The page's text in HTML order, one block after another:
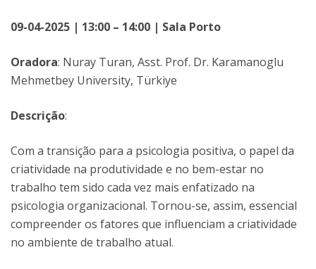
09-04-2025 | 13:00 – 14:00 | Sala Porto
Oradora: Nuray Turan, Asst. Prof. Dr. Karamanoglu
Mehmetbey University, Türkiye
Descrição:
Com a transição para a psicologia positiva, o papel da
criatividade na produtividade e no bem-estar no
trabalho tem sido cada vez mais enfatizado na
psicologia organizacional. Tornou-se, assim, essencial
compreender os fatores que influenciam a criatividade
no ambiente de trabalho atual.